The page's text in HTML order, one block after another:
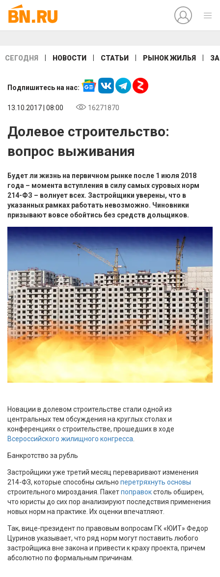
СЕГОДНЯ НОВОСТИ СТАТЬИ РЫНОК ЖИЛЬЯ
Подпишитесь на нас:
13.10.2017 | 08:00 16271870
Долевое строительство:
вопрос выживания
Будет ли жизнь на первичном рынке после 1 июля 2018
года – момента вступления в силу самых суровых норм
214-ФЗ – волнует всех. Застройщики уверены, что в
указанных рамках работать невозможно. Чиновники
призывают вовсе обойтись без средств дольщиков.
Новации в долевом строительстве стали одной из
центральных тем обсуждения на круглых столах и
конференциях о строительстве, прошедших в ходе
Всероссийского жилищного конгресса
Банкротство за рубль
Застройщики уже третий месяц переваривают изменения
214-ФЗ, которые способны сильно перетряхнуть основы
строительного мироздания. Пакетпоправокстоль обширен,
что юристы до сих пор анализируют последствия применения
новых норм на практике. Их оценки впечатляют.
Так, вице-президент по правовым вопросам ГК «ЮИТ» Федор
Цуринов указывает, что ряд норм могут поставить любого
застройщика вне закона и привести к краху проекта, причем
абсолютно по формальным причинам.